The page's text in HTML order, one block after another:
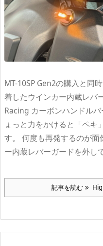
MT-10SP Gen2の購入と同
着したウインカー内蔵レバ
Racing カーボンハンドル
ょっと力をかけると「ペキ
す。 何度も再発するのが
ー内蔵レバーガードを外し
記事を読む